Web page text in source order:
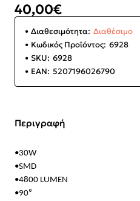
40,00€
Διαθεσιμότητα: Διαθέσιμο
Κωδικός Προϊόντος: 6928
SKU: 6928
EAN: 5207196026790
Περιγραφή
•30W
•SMD
•4800 LUMEN
•90⁰